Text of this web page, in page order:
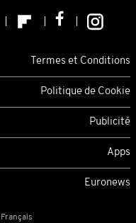
Termes et Conditions
Politique de Cookie
Publicité
Apps
Euronews